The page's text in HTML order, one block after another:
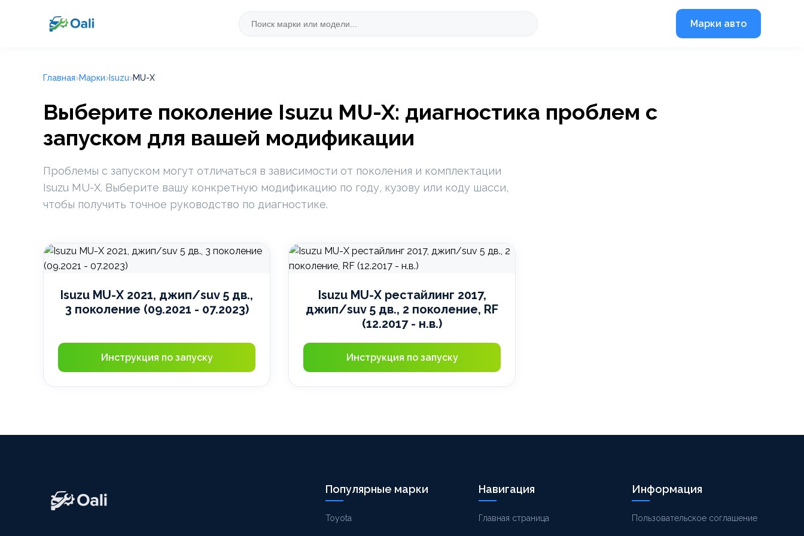
Марки авто
Главная Марки Isuzu MU-X
Выберите поколение Isuzu MU-X: диагностика проблем с
запуском для вашей модификации
Проблемы с запуском могут отличаться в зависимости от поколения и комплектации
Isuzu MU-X. Выберите вашу конкретную модификацию по году, кузову или коду шасси,
чтобы получить точное руководство по диагностике.
Isuzu MU-X 2021, джип/suv 5 дв.,
3 поколение (09.2021 - 07.2023)
Инструкция по запуску
Isuzu MU-X рестайлинг 2017,
джип/suv 5 дв., 2 поколение, RF
(12.2017 - н.в.)
Инструкция по запуску
Популярные марки
Toyota
Навигация
Главная страница
Информация
Пользовательское соглашение